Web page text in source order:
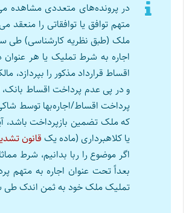
در پرونده‌های متعددی مشاهده
متهم توافق یا توافقاتی را
ملک (طبق نظریه کارشناسی) طی
اجاره به شرط تملیک یا هر
اقساط قرارداد مذکور را
و در پی عدم پرداخت اقساط
پرداخت اقساط/اجاره‌بها توسط
که ملک تضمین بازپرداخت باشد،
یا کلاهبرداری (ماده یک قانون
اگر موضوع را ربا بدانیم، شرط
بعداً تحت عنوان اجاره به متهم
تملیک ملک خود به ثمن اندک